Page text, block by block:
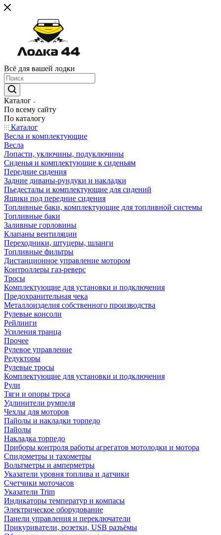
Всё для вашей лодки
Каталог
По всему сайту
По каталогу
Каталог
Весла и комплектующие
Весла
Лопасти, уключины, подуключины
Сиденья и комплектующие к сиденьям
Передние сидения
Задние диваны-рундуки и накладки
Пьедесталы и комплектующие для сидений
Ящики под передние сидения
Топливные баки, комплектующие для топливной системы
Топливные баки
Заливные горловины
Клапаны вентиляции
Переходники, штуцеры, шланги
Топливные фильтры
Дистанционное управление мотором
Контроллеры газ-реверс
Тросы
Комплектующие для установки и подключения
Предохранительная чека
Металлоизделия собственного производства
Рулевые консоли
Рейлинги
Усиления транца
Прочее
Рулевое управление
Редукторы
Рулевые тросы
Комплектующие для установки и подключения
Рули
Тяги и опоры троса
Удлинители румпеля
Чехлы для моторов
Пайолы и накладки торпедо
Пайолы
Накладка торпедо
Приборы контроля работы агрегатов мотолодки и мотора
Спидометры и тахометры
Вольтметры и амперметры
Указатели уровня топлива и датчики
Счетчики моточасов
Указатели Trim
Индикаторы температур и компасы
Электрическое оборудование
Панели управления и переключатели
Прикуриватели, розетки, USB разъёмы